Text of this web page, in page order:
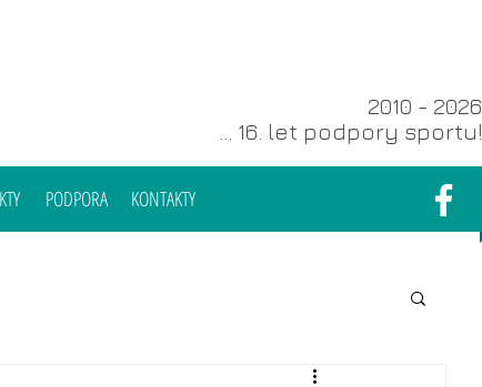
2010 - 2026
... 16. let podpory sportu!
PODPORA KONTAKTY